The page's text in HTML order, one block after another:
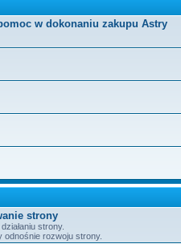
w dokonaniu zakupu Astry
strony
strony.
odnośnie rozwoju strony.